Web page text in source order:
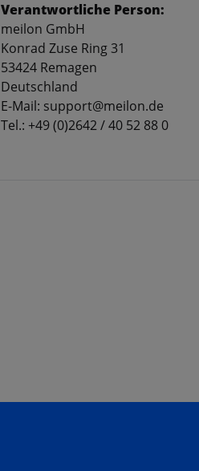
Verantwortliche Person:
meilon GmbH
Konrad Zuse Ring 31
53424 Remagen
Deutschland
E-Mail: support@meilon.de
Tel.: +49 (0)2642 / 40 52 88 0